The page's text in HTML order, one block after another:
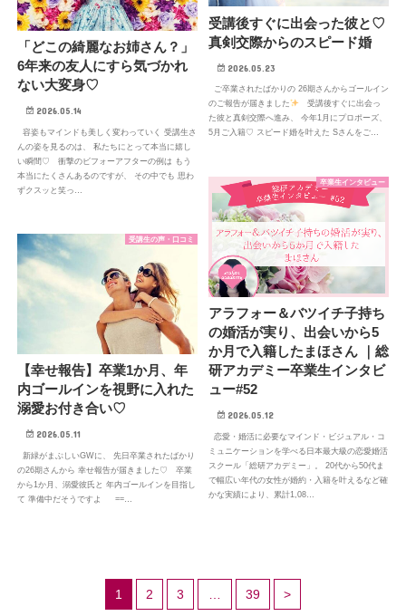
受講後すぐに出会った彼と♡
真剣交際からのスピード婚
2026.05.23
ご卒業されたばかりの 26期さんからゴールイン
のご報告が届きました
受講後すぐに出会っ
た彼と真剣交際へ進み、 今年1月にプロポーズ、
5月ご入籍♡ スピード婚を叶えた Sさんをご…
「どこの綺麗なお姉さん？」
6年来の友人にすら気づかれ
ない大変身♡
2026.05.14
容姿もマインドも美しく変わっていく 受講生さ
んの姿を見るのは、 私たちにとって本当に嬉し
い瞬間♡ 衝撃のビフォーアフターの例は もう
本当にたくさんあるのですが、 その中でも 思わ
ずクスッと笑っ…
卒業生インタビュー
アラフォー＆バツイチ子持ち
の婚活が実り、出会いから5
か月で入籍したまほさん ｜総
研アカデミー卒業生インタビ
ュー#52
2026.05.12
恋愛・婚活に必要なマインド・ビジュアル・コ
ミュニケーションを学べる日本最大級の恋愛婚活
スクール「総研アカデミー」。 20代から50代ま
で幅広い年代の女性が婚約・入籍を叶えるなど確
かな実績により、累計1,08…
受講生の声・口コミ
【幸せ報告】卒業1か月、年
内ゴールインを視野に入れた
溺愛お付き合い♡
2026.05.11
新緑がまぶしいGWに、 先日卒業されたばかり
の26期さんから 幸せ報告が届きました♡ 卒業
から1か月、溺愛彼氏と 年内ゴールインを目指し
て 準備中だそうですよ ==…
1 2 3 39 >